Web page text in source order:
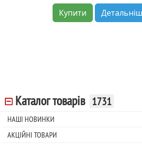
Купити
Каталог товарів 1731
НАШІ НОВИНКИ
АКЦІЙНІ ТОВАРИ